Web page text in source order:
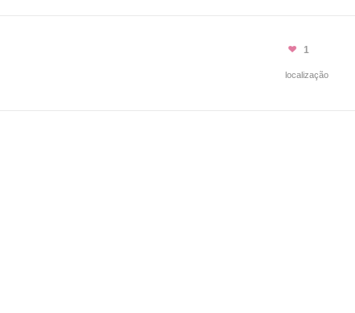
1
localização